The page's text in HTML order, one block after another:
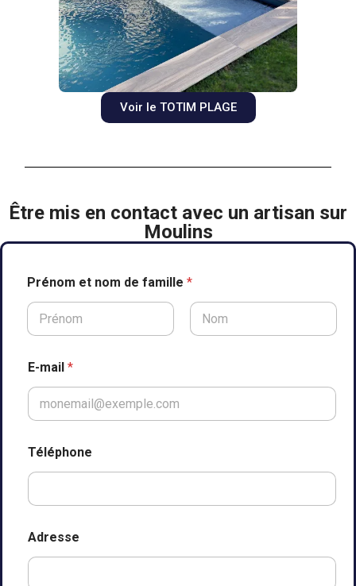
Voir le TOTIM PLAGE
Être mis en contact avec un artisan sur
Moulins
Prénom et nom de famille *
u
f
m
l
e
a
e
E-mail *
Téléphone
Adresse